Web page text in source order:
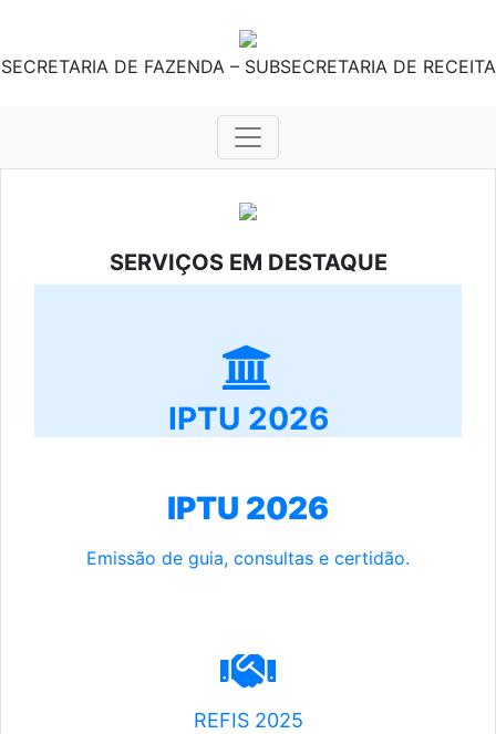
SECRETARIA DE FAZENDA – SUBSECRETARIA DE RECEITA
SERVIÇOS EM DESTAQUE
IPTU 2026
IPTU 2026
Emissão de guia, consultas e certidão.
REFIS 2025